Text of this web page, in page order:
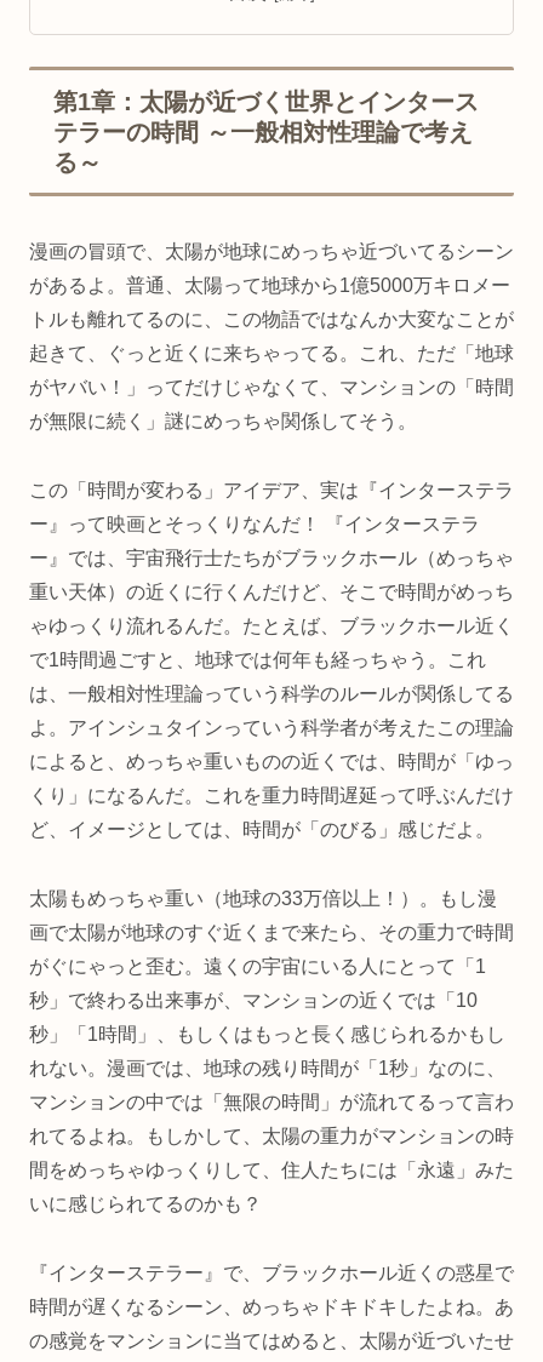
第1章：太陽が近づく世界とインタース
テラーの時間 ～一般相対性理論で考え
る～
漫画の冒頭で、太陽が地球にめっちゃ近づいてるシーン
があるよ。普通、太陽って地球から1億5000万キロメー
トルも離れてるのに、この物語ではなんか大変なことが
起きて、ぐっと近くに来ちゃってる。これ、ただ「地球
がヤバい！」ってだけじゃなくて、マンションの「時間
が無限に続く」謎にめっちゃ関係してそう。
この「時間が変わる」アイデア、実は『インターステラ
ー』って映画とそっくりなんだ！ 『インターステラ
ー』では、宇宙飛行士たちがブラックホール（めっちゃ
重い天体）の近くに行くんだけど、そこで時間がめっち
ゃゆっくり流れるんだ。たとえば、ブラックホール近く
で1時間過ごすと、地球では何年も経っちゃう。これ
は、一般相対性理論っていう科学のルールが関係してる
よ。アインシュタインっていう科学者が考えたこの理論
によると、めっちゃ重いものの近くでは、時間が「ゆっ
くり」になるんだ。これを重力時間遅延って呼ぶんだけ
ど、イメージとしては、時間が「のびる」感じだよ。
太陽もめっちゃ重い（地球の33万倍以上！）。もし漫
画で太陽が地球のすぐ近くまで来たら、その重力で時間
がぐにゃっと歪む。遠くの宇宙にいる人にとって「1
秒」で終わる出来事が、マンションの近くでは「10
秒」「1時間」、もしくはもっと長く感じられるかもし
れない。漫画では、地球の残り時間が「1秒」なのに、
マンションの中では「無限の時間」が流れてるって言わ
れてるよね。もしかして、太陽の重力がマンションの時
間をめっちゃゆっくりして、住人たちには「永遠」みた
いに感じられてるのかも？
『インターステラー』で、ブラックホール近くの惑星で
時間が遅くなるシーン、めっちゃドキドキしたよね。あ
の感覚をマンションに当てはめると、太陽が近づいたせ